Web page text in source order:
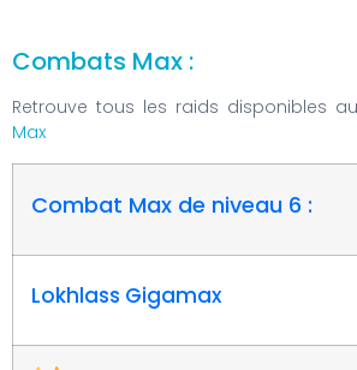
Combats Max :
Retrouve tous les raids disponibles
Max
Combat Max de niveau 6 :
Lokhlass Gigamax